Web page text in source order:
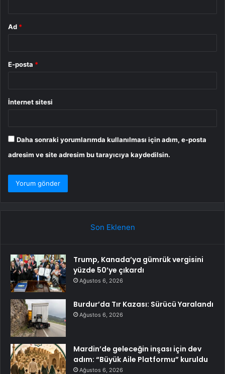
Ad *
E-posta *
İnternet sitesi
Daha sonraki yorumlarımda kullanılması için adım, e-posta
adresim ve site adresim bu tarayıcıya kaydedilsin.
Son Eklenen
Trump, Kanada’ya gümrük vergisini
yüzde 50’ye çıkardı
Ağustos 6, 2026
Burdur’da Tır Kazası: Sürücü Yaralandı
Ağustos 6, 2026
Mardin’de geleceğin inşası için dev
adım: “Büyük Aile Platformu” kuruldu
Ağustos 6, 2026